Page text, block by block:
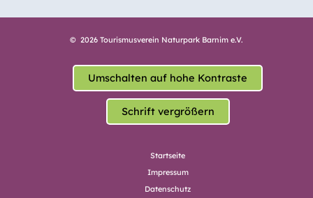
© 2026 Tourismusverein Naturpark Barnim e.V.
Umschalten auf hohe Kontraste
Schrift vergrößern
Startseite
Impressum
Datenschutz